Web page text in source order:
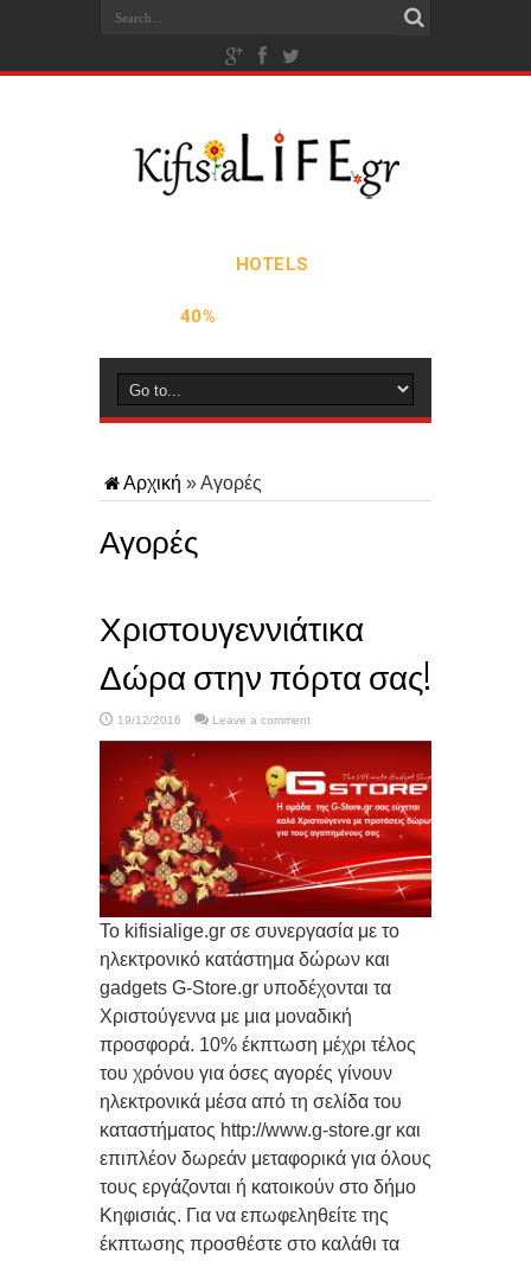
Αρχική »Αγορές
Αγορές
Χριστουγεννιάτικα
Δώρα στην πόρτα σας!
19/12/2016 Leave a comment
Το kifisialige.gr σε συνεργασία με το
ηλεκτρονικό κατάστημα δώρων και
gadgets G-Store.gr υποδέχονται τα
Χριστούγεννα με μια μοναδική
προσφορά. 10% έκπτωση μέχρι τέλος
του χρόνου για όσες αγορές γίνουν
ηλεκτρονικά μέσα από τη σελίδα του
καταστήματος http://www.g-store.gr και
επιπλέον δωρεάν μεταφορικά για όλους
τους εργάζονται ή κατοικούν στο δήμο
Κηφισιάς. Για να επωφεληθείτε της
έκπτωσης προσθέστε στο καλάθι τα